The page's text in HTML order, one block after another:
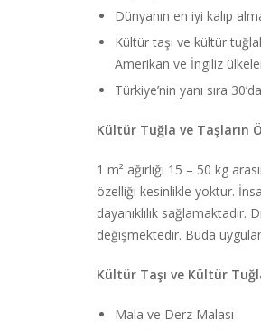
Dünyanın en iyi kalıp
Kültür taşı ve kültür
Amerikan ve İngiliz
Türkiye’nin yanı sıra
Kültür Tuğla ve Taşların
1 m² ağırlığı 15 – 50 kg
özelliği kesinlikle yoktur.
dayanıklılık
değişmektedir. Buda
Kültür Taşı ve Kültür
Mala ve Derz Malası